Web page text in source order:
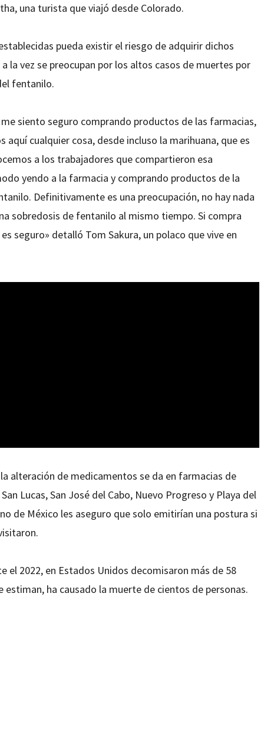
una turista que viajó desde Colorado.
pueda existir el riesgo de adquirir dichos
la vez se preocupan por los altos casos de muertes por
fentanilo.
siento seguro comprando productos de las farmacias,
aquí cualquier cosa, desde incluso la marihuana, que es
a los trabajadores que compartieron esa
yendo a la farmacia y comprando productos de la
Definitivamente es una preocupación, no hay nada
sobredosis de fentanilo al mismo tiempo. Si compra
seguro» detalló Tom Sakura, un polaco que vive en
alteración de medicamentos se da en farmacias de
Lucas, San José del Cabo, Nuevo Progreso y Playa del
de México les aseguro que solo emitirían una postura si
el 2022, en Estados Unidos decomisaron más de 58
ha causado la muerte de cientos de personas.